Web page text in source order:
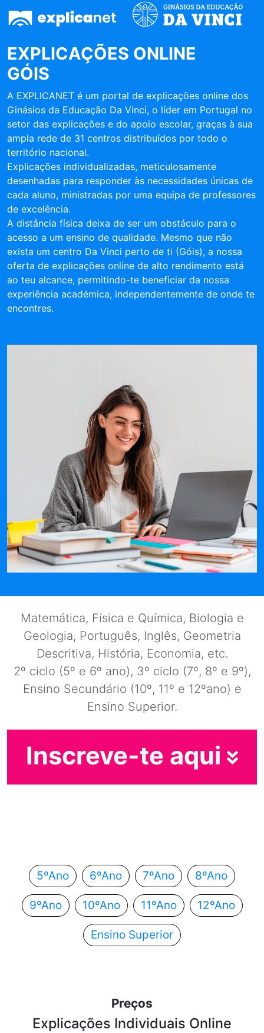
EXPLICAÇÕES ONLINE
GÓIS
A EXPLICANET é um portal de explicações online dos
Ginásios da Educação Da Vinci, o líder em Portugal no
setor das explicações e do apoio escolar, graças à sua
ampla rede de 31 centros distribuídos por todo o
território nacional.
Explicações individualizadas, meticulosamente
desenhadas para responder às necessidades únicas de
cada aluno, ministradas por uma equipa de professores
de excelência.
A distância física deixa de ser um obstáculo para o
acesso a um ensino de qualidade. Mesmo que não
exista um centro Da Vinci perto de ti (Góis), a nossa
oferta de explicações online de alto rendimento está
ao teu alcance, permitindo-te beneficiar da nossa
experiência académica, independentemente de onde te
encontres.
Matemática, Física e Química, Biologia e
Geologia, Português, Inglês, Geometria
Descritiva, História, Economia, etc.
2º ciclo (5º e 6º ano), 3º ciclo (7º, 8º e 9º),
Ensino Secundário (10º, 11º e 12ºano) e
Ensino Superior.
Inscreve-te aqui
5ºAno 6ºAno 7ºAno 8ºAno
9ºAno 10ºAno 11ºAno 12ºAno
Ensino Superior
Preços
Explicações Individuais Online